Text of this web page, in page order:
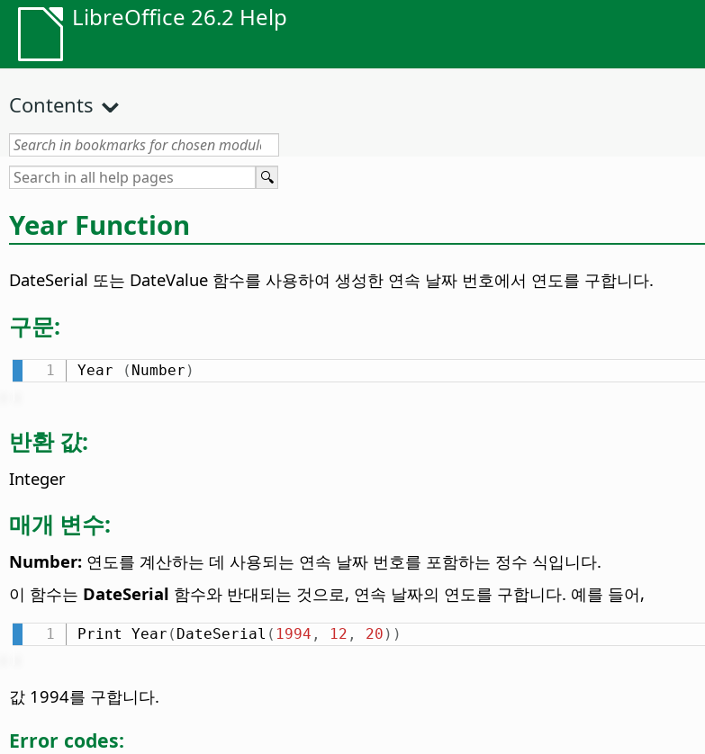
LibreOffice 26.2 Help
Contents
Year Function
DateSerial 또는 DateValue 함수를 사용하여 생성한 연속 날짜 번호에서 연도를 구합니다.
구문:
Year ( Number )
반환 값:
Integer
매개 변수:
Number: 연도를 계산하는 데 사용되는 연속 날짜 번호를 포함하는 정수 식입니다.
이 함수는 DateSerial 함수와 반대되는 것으로, 연속 날짜의 연도를 구합니다. 예를 들어,
Print Year ( DateSerial ( 1994 , 12 , 20 ) )
값 1994를 구합니다.
Error codes: